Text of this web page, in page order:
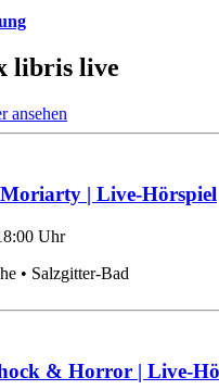
libris live
ansehen
| Live-Hörspiel
Uhr
• Salzgitter-Bad
& Horror | Live-